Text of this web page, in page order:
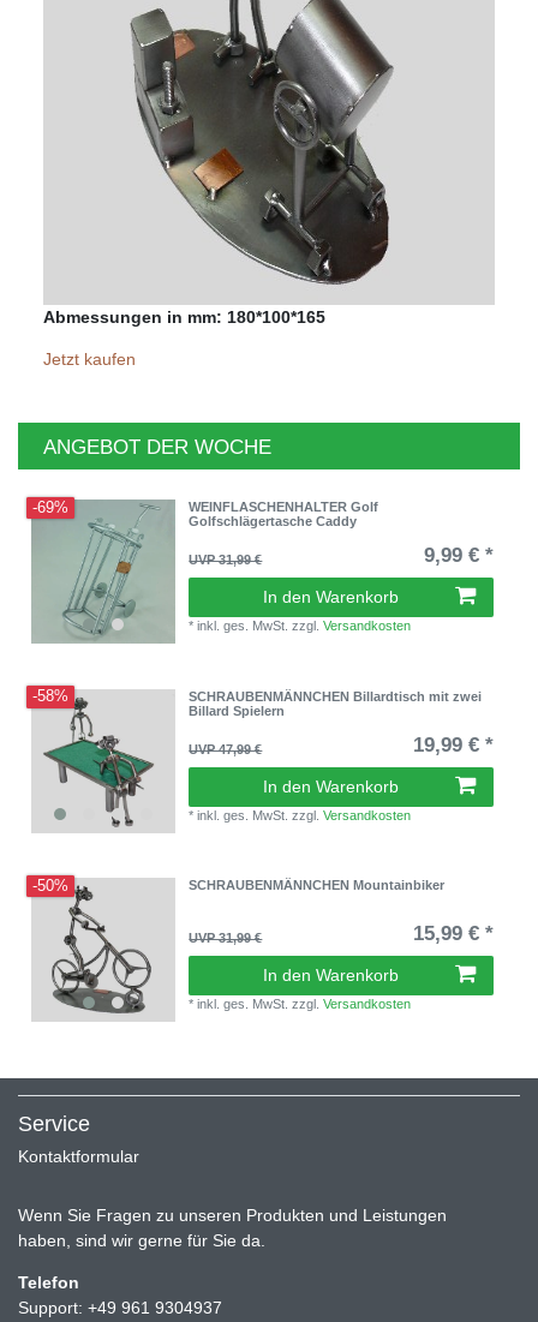
Abmessungen in mm: 180*100*165
Jetzt kaufen
ANGEBOT DER WOCHE
-69%
WEINFLASCHENHALTER Golf
Golfschlägertasche Caddy
UVP 31,99 € 9,99 € *
In den Warenkorb
*inkl. ges. MwSt. zzgl.Versandkosten
-58%
SCHRAUBENMÄNNCHEN Billardtisch mit zwei
Billard Spielern
UVP 47,99 € 19,99 € *
In den Warenkorb
*inkl. ges. MwSt. zzgl.Versandkosten
-50% SCHRAUBENMÄNNCHEN Mountainbiker
UVP 31,99 € 15,99 € *
In den Warenkorb
*inkl. ges. MwSt. zzgl.Versandkosten
Service
Kontaktformular
Wenn Sie Fragen zu unseren Produkten und Leistungen
haben, sind wir gerne für Sie da.
Telefon
Support: +49 961 9304937